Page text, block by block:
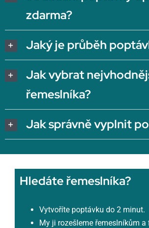
zdarma?
Jaký je průběh
Jak vybrat
řemeslníka?
Jak správně vyplnit
Hledáte řemeslníka?
Vytvoříte poptávku do 2 minut.
My ji rozešleme řemeslníkům a